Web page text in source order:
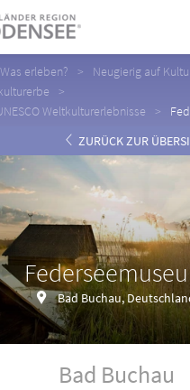
Was erleben?
Neugierig auf
Weltkulturerlebnisse
ZURÜCK ZUR
Bad Buchau,
Bad Buchau